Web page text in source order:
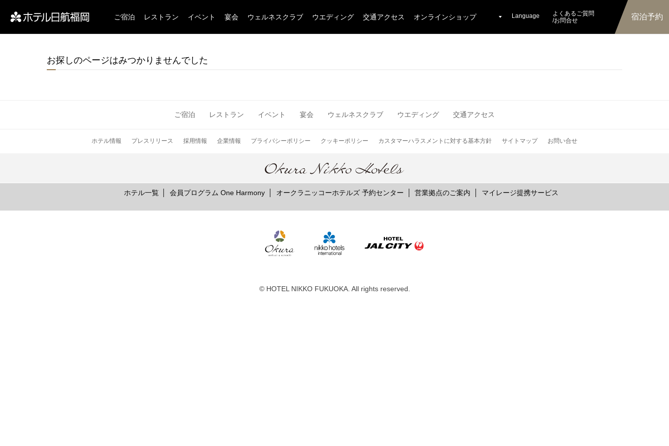
ご宿泊 レストラン イベント 宴会 ウェルネスクラブ ウエディング 交通アクセス オンラインショップ Language
よくあるご質問
/お問合せ
宿泊予約
お探しのページはみつかりませんでした
ご宿泊 レストラン イベント 宴会 ウェルネスクラブ ウエディング 交通アクセス
ホテル情報 プレスリリース 採用情報 企業情報 プライバシーポリシー クッキーポリシー カスタマーハラスメントに対する基本方針 サイトマップ お問い合せ
ホテル一覧 会員プログラム One Harmony オークラニッコーホテルズ 予約センター 営業拠点のご案内 マイレージ提携サービス
© HOTEL NIKKO FUKUOKA. All rights reserved.
インターネットにてレストランのお席の